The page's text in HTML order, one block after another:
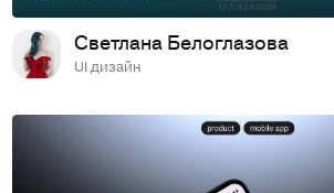
Светлана Белоглазова
UI дизайн